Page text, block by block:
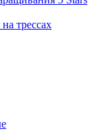
трессах